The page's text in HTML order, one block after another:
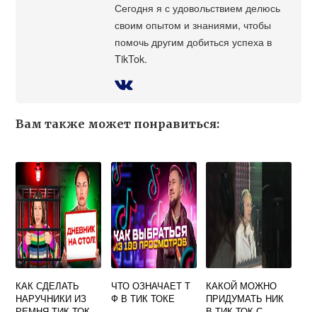
Сегодня я с удовольствием делюсь
своим опытом и знаниями, чтобы
помочь другим добиться успеха в
TikTok.
Вам также может понравиться:
КАК СДЕЛАТЬ
НАРУЧНИКИ ИЗ
ЧТО ОЗНАЧАЕТ Т
Ф В ТИК ТОКЕ
КАКОЙ МОЖНО
ПРИДУМАТЬ НИК